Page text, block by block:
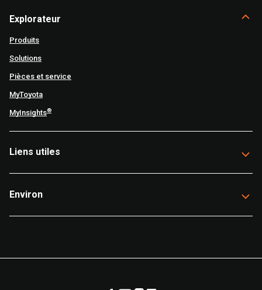
Explorateur
Produits
Solutions
Pièces et service
MyToyota
MyInsights®
Liens utiles
Environ